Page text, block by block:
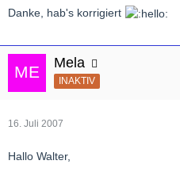
Danke, hab's korrigiert
Mela
INAKTIV
16. Juli 2007
Hallo Walter,